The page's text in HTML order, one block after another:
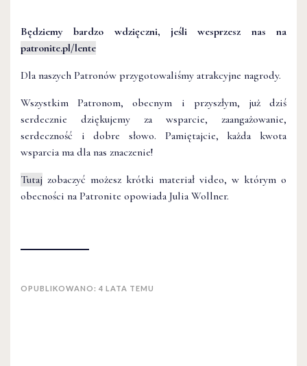
Będziemy bardzo wdzięczni, jeśli wesprzesz nas na
patronite.pl/lente
Dla naszych Patronów przygotowaliśmy atrakcyjne nagrody.
Wszystkim Patronom, obecnym i przyszłym, już dziś
serdecznie dziękujemy za wsparcie, zaangażowanie,
serdeczność i dobre słowo. Pamiętajcie, każda kwota
wsparcia ma dla nas znaczenie!
Tutaj zobaczyć możesz krótki materiał video, w którym o
obecności na Patronite opowiada Julia Wollner.
OPUBLIKOWANO: 4 LATA TEMU